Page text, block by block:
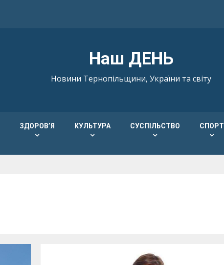
Наш ДЕНЬ
Новини Тернопільщини, України та світу
ЗДОРОВ’Я КУЛЬТУРА СУСПІЛЬСТВО СПОРТ